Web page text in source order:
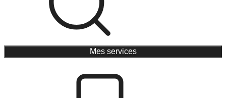
Mes services